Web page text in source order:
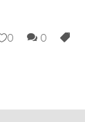
0 0